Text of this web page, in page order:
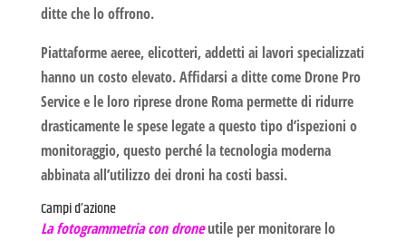
ditte che lo offrono.
Piattaforme aeree, elicotteri, addetti ai lavori specializzati
hanno un costo elevato. Affidarsi a ditte come Drone Pro
Service e le loro riprese drone Romapermette di ridurre
drasticamente le spese legate a questo tipo d’ispezioni o
monitoraggio, questo perché la tecnologia moderna
abbinata all’utilizzo dei droni ha costi bassi.
Campi d’azione
La fotogrammetria con droneutile per monitorare lo